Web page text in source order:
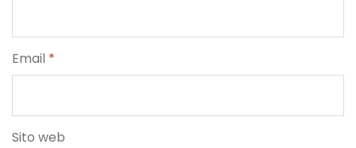
Email *
Sito web